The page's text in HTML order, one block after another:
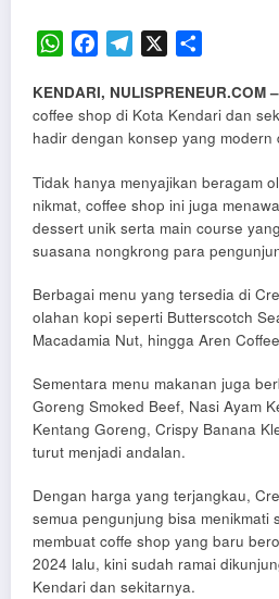
WhatsAppFacebookTelegram
KENDARI, NULISPRENEUR.COM –
coffee shop di Kota Kendari dan
hadir dengan konsep yang modern
Tidak hanya menyajikan beragam
nikmat, coffee shop ini juga
dessert unik serta main course
suasana nongkrong para
Berbagai menu yang tersedia di
olahan kopi seperti Butterscotch
Macadamia Nut, hingga Aren
Sementara menu makanan juga
Goreng Smoked Beef, Nasi Ayam
Kentang Goreng, Crispy Banana
turut menjadi andalan.
Dengan harga yang terjangkau,
semua pengunjung bisa menikmati
membuat coffe shop yang baru
2024 lalu, kini sudah ramai
Kendari dan sekitarnya.